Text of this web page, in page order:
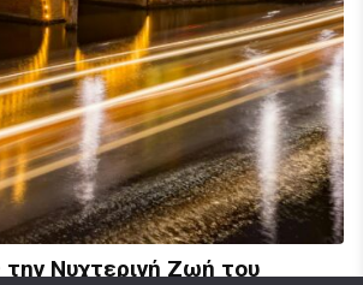
Νυχτερινή Ζωή του